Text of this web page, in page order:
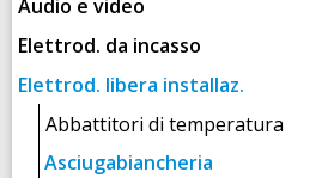
Audio e video
Elettrod. da incasso
Elettrod. libera installaz.
Abbattitori di temperatura
Asciugabiancheria